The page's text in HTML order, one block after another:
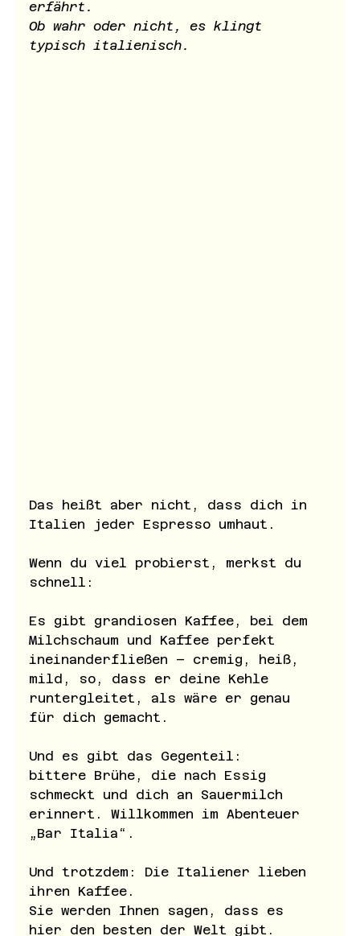
erfährt.
Ob wahr oder nicht, es klingt
typisch italienisch.
Das heißt aber nicht, dass dich in
Italien jeder Espresso umhaut.
Wenn du viel probierst, merkst du
schnell:
Es gibt grandiosen Kaffee, bei dem
Milchschaum und Kaffee perfekt
ineinanderfließen – cremig, heiß,
mild, so, dass er deine Kehle
runtergleitet, als wäre er genau
für dich gemacht.
Und es gibt das Gegenteil:
bittere Brühe, die nach Essig
schmeckt und dich an Sauermilch
erinnert. Willkommen im Abenteuer
„Bar Italia“.
Und trotzdem: Die Italiener lieben
ihren Kaffee.
Sie werden Ihnen sagen, dass es
hier den besten der Welt gibt.